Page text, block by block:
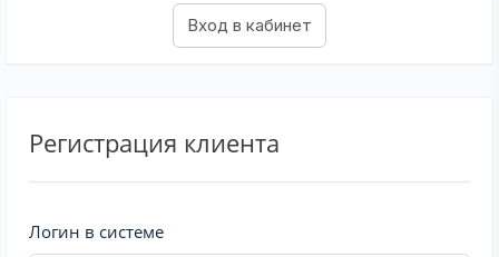
Регистрация клиента
Логин в системе